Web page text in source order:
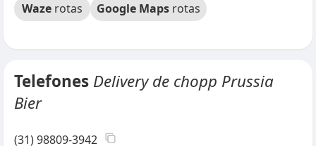
Waze rotas Google Maps rotas
Telefones Delivery de chopp Prussia
Bier
(31) 98809-3942